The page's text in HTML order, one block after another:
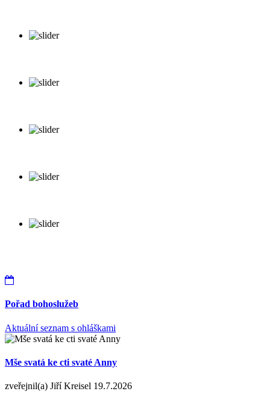
Pořad bohoslužeb
Aktuální seznam s ohláškami
Mše svatá ke cti svaté Anny
zveřejnil(a) Jiří Kreisel 19.7.2026